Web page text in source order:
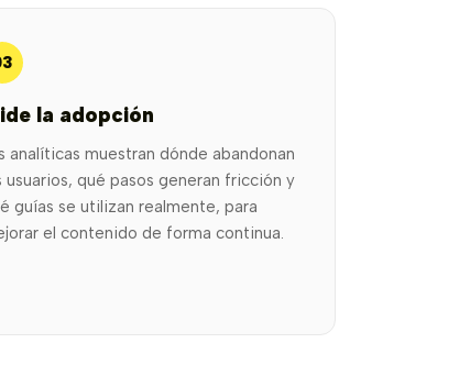
la adopción
analíticas muestran dónde abandonan
usuarios, qué pasos generan fricción y
guías se utilizan realmente, para
el contenido de forma continua.